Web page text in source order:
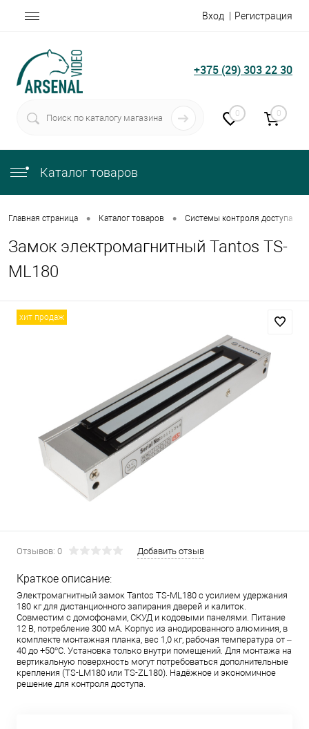
Вход Регистрация
+375 (29) 303 22 30
0 0
Каталог товаров
Главная страница • Каталог товаров • Системы контроля доступа
Замок электромагнитный Tantos TS-
ML180
хит продаж
Отзывов: 0 Добавить отзыв
Краткое описание:
Электромагнитный замок Tantos TS-ML180 с усилием удержания
180 кг для дистанционного запирания дверей и калиток.
Совместим с домофонами, СКУД и кодовыми панелями. Питание
12 В, потребление 300 мА. Корпус из анодированного алюминия, в
комплекте монтажная планка, вес 1,0 кг, рабочая температура от –
40 до +50°C. Установка только внутри помещений. Для монтажа на
вертикальную поверхность могут потребоваться дополнительные
крепления (TS-LM180 или TS-ZL180). Надёжное и экономичное
решение для контроля доступа.